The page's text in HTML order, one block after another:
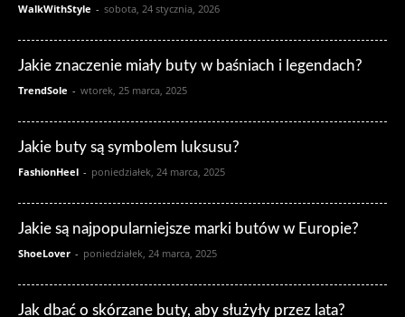
WalkWithStyle - sobota, 24 stycznia, 2026
Jakie znaczenie miały buty w baśniach i legendach?
TrendSole - wtorek, 25 marca, 2025
Jakie buty są symbolem luksusu?
FashionHeel - poniedziałek, 24 marca, 2025
Jakie są najpopularniejsze marki butów w Europie?
ShoeLover - poniedziałek, 24 marca, 2025
Jak dbać o skórzane buty, aby służyły przez lata?